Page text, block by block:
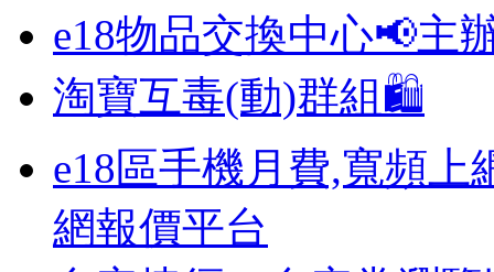
e18物品交換中心📢主
淘寶互毒(動)群組🛍️
e18區手機月費,寬頻上
網報價平台